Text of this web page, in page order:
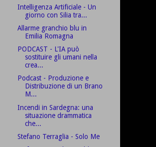
Intelligenza Artificiale - Un
giorno con Silia tra...
Allarme granchio blu in
Emilia Romagna
PODCAST - L'IA può
sostituire gli umani nella
crea...
Podcast - Produzione e
Distribuzione di un Brano
M...
Incendi in Sardegna: una
situazione drammatica
che...
Stefano Terraglia - Solo Me